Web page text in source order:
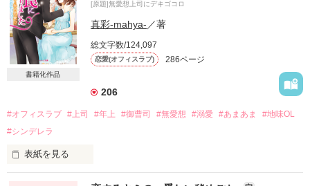
恋人同士だったはずなのに
一方的に捨てられた私は
強くなって戻って来た
書籍化作品
[原題]無愛想上司にデキゴコロ
真彩-mahya- ／著
総文字数/124,097
恋愛(オフィスラブ) 286ページ
206
#オフィスラブ #上司 #年上 #御曹司 #無愛想 #溺愛 #あまあま
#地味OL
#シンデレラ
表紙を見る